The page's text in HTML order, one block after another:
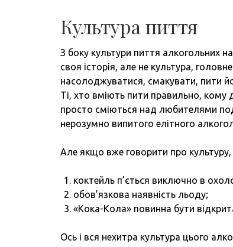
Культура пиття
З боку культури пиття алкогольних
своя історія, але не культура,
насолоджуватися, смакувати, пити
Ті, хто вміють пити правильно, кому
просто сміються над любителями
нерозумно випитого елітного
Але якщо вже говорити про культуру,
коктейль п’ється виключно в
обов’язкова наявність льоду;
«Кока-Кола» повинна бути
Ось і вся нехитра культура цього